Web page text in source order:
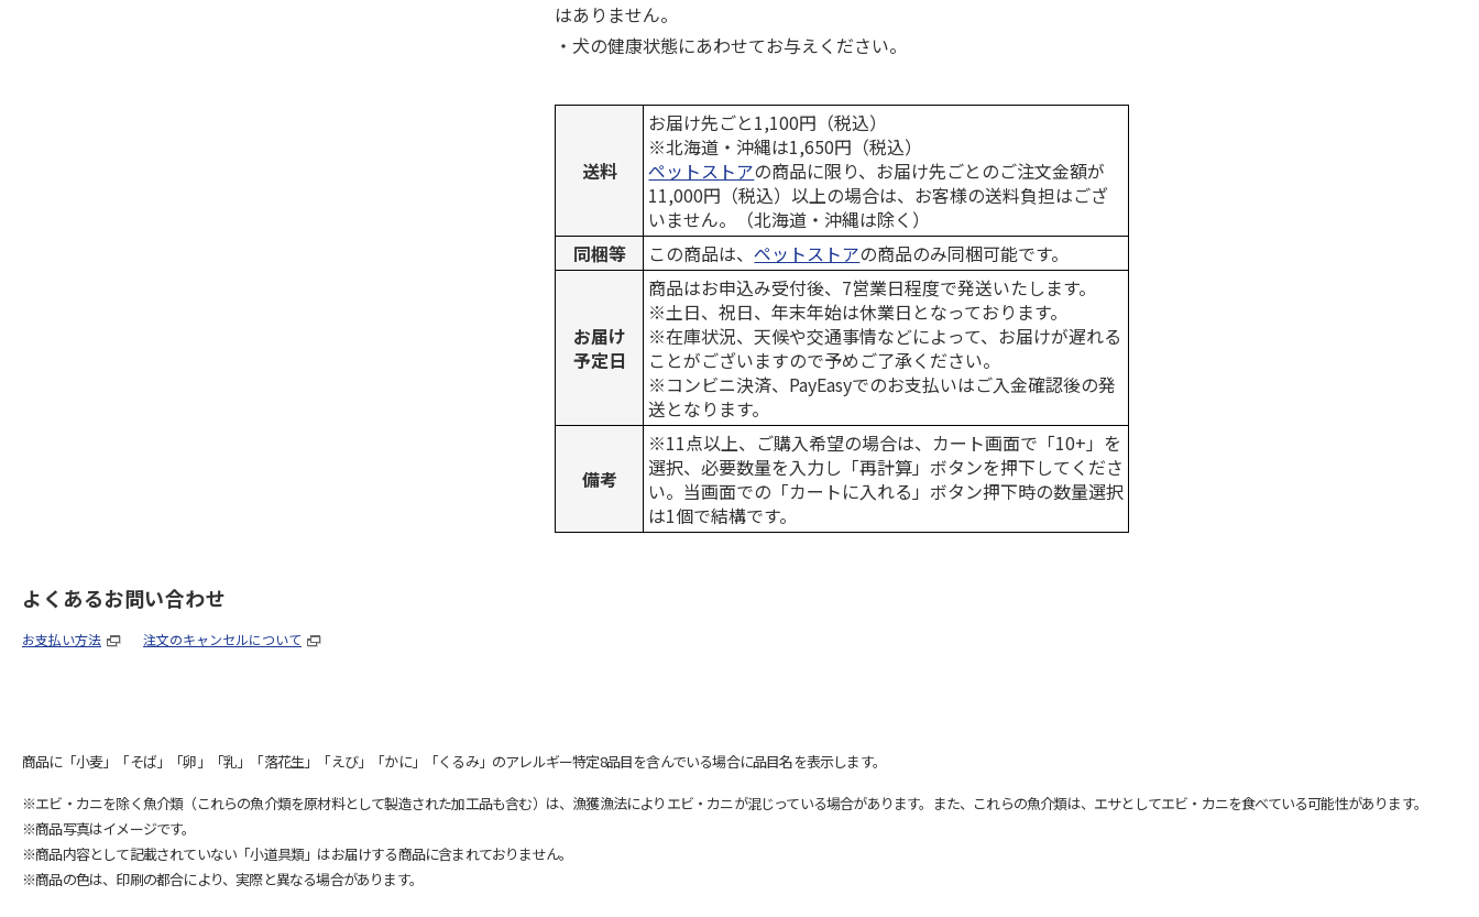
はありません。
・犬の健康状態にあわせてお与えください。
送料
お届け先ごと1,100円（税込）
※北海道・沖縄は1,650円（税込）
ペットストアの商品に限り、お届け先ごとのご注文金額が
11,000円（税込）以上の場合は、お客様の送料負担はござ
いません。（北海道・沖縄は除く）
同梱等
この商品は、ペットストアの商品のみ同梱可能です。
お届け
予定日
商品はお申込み受付後、7営業日程度で発送いたします。
※土日、祝日、年末年始は休業日となっております。
※在庫状況、天候や交通事情などによって、お届けが遅れる
ことがございますので予めご了承ください。
※コンビニ決済、PayEasyでのお支払いはご入金確認後の発
送となります。
備考
※11点以上、ご購入希望の場合は、カート画面で「10+」を
選択、必要数量を入力し「再計算」ボタンを押下してくださ
い。当画面での「カートに入れる」ボタン押下時の数量選択
は1個で結構です。
よくあるお問い合わせ
お支払い方法 注文のキャンセルについて
商品に「小麦」「そば」「卵」「乳」「落花生」「えび」「かに」「くるみ」のアレルギー特定8品目を含んでいる場合に品目名を表示します。
※エビ・カニを除く魚介類（これらの魚介類を原材料として製造された加工品も含む）は、漁獲漁法によりエビ・カニが混じっている場合があります。また、これらの魚介類は、エサとしてエビ・カニを食べている可能性があります。
※商品写真はイメージです。
※商品内容として記載されていない「小道具類」はお届けする商品に含まれておりません。
※商品の色は、印刷の都合により、実際と異なる場合があります。